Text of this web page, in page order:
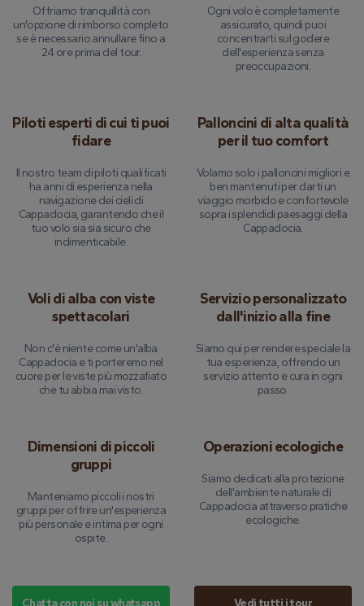
Offriamo tranquillità con
un'opzione di rimborso completo
se è necessario annullare fino a
24 ore prima del tour.
Ogni volo è completamente
assicurato, quindi puoi
concentrarti sul godere
dell'esperienza senza
preoccupazioni.
Piloti esperti di cui ti puoi
fidare
Il nostro team di piloti qualificati
ha anni di esperienza nella
navigazione dei cieli di
Cappadocia, garantendo che il
tuo volo sia sia sicuro che
indimenticabile.
Palloncini di alta qualità
per il tuo comfort
Volamo solo i palloncini migliori e
ben mantenuti per darti un
viaggio morbido e confortevole
sopra i splendidi paesaggi della
Cappadocia.
Voli di alba con viste
spettacolari
Non c'è niente come un'alba
Cappadocia e ti porteremo nel
cuore per le viste più mozzafiato
che tu abbia mai visto.
Servizio personalizzato
dall'inizio alla fine
Siamo qui per rendere speciale la
tua esperienza, offrendo un
servizio attento e cura in ogni
passo.
Dimensioni di piccoli
gruppi
Manteniamo piccoli i nostri
gruppi per offrire un'esperienza
più personale e intima per ogni
ospite.
Operazioni ecologiche
Siamo dedicati alla protezione
dell'ambiente naturale di
Cappadocia attraverso pratiche
ecologiche.
Chatta con noi su whatsapp Vedi tutti i tour